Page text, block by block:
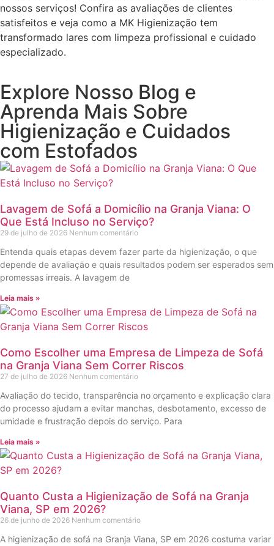
nossos serviços! Confira as avaliações de clientes
satisfeitos e veja como a MK Higienização tem
transformado lares com limpeza profissional e cuidado
especializado.
Explore Nosso Blog e
Aprenda Mais Sobre
Higienização e Cuidados
com Estofados
Lavagem de Sofá a Domicílio na Granja Viana: O
Que Está Incluso no Serviço?
29 de julho de 2026 Nenhum comentário
Entenda quais etapas devem fazer parte da higienização, o que
depende de avaliação e quais resultados podem ser esperados sem
promessas irreais. A lavagem de
Leia mais »
Como Escolher uma Empresa de Limpeza de Sofá
na Granja Viana Sem Correr Riscos
27 de julho de 2026 Nenhum comentário
Avaliação do tecido, transparência no orçamento e explicação clara
do processo ajudam a evitar manchas, desbotamento, excesso de
umidade e frustração depois do serviço. Para
Leia mais »
Quanto Custa a Higienização de Sofá na Granja
Viana, SP em 2026?
26 de junho de 2026 Nenhum comentário
A higienização de sofá na Granja Viana, SP em 2026 costuma variar